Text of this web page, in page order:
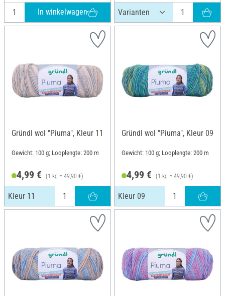
In winkelwagen
Gründl wol "Piuma", Kleur 11
Gewicht: 100 g; Looplengte: 200 m
4,99 € (1 kg = 49,90 €)
Kleur 11
Gründl wol "Piuma", Kleur 09
Gewicht: 100 g; Looplengte: 200 m
4,99 € (1 kg = 49,90 €)
Kleur 09